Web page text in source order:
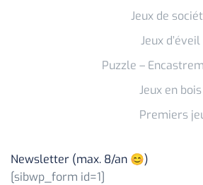
Jeux de
Jeux d’éveil
Puzzle –
Jeux en bois
Premiers
Newsletter (max. 8/an 😊)
[sibwp_form id=1]